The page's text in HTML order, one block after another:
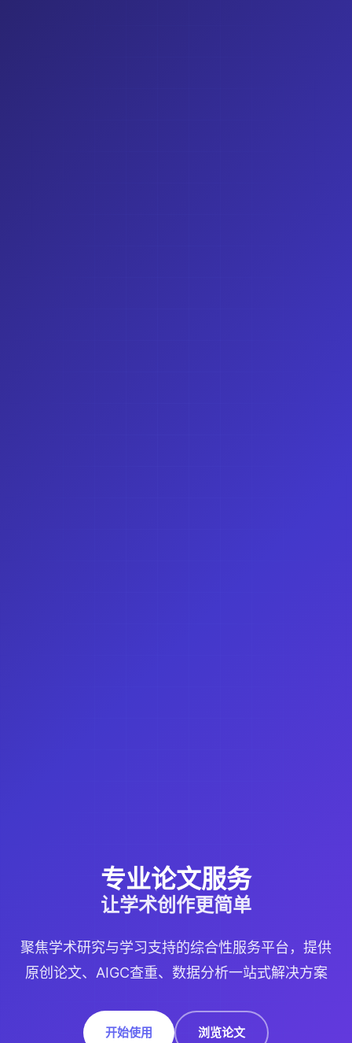
专业论文服务
让学术创作更简单
聚焦学术研究与学习支持的综合性服务平台，提供
原创论文、AIGC查重、数据分析一站式解决方案
开始使用 浏览论文